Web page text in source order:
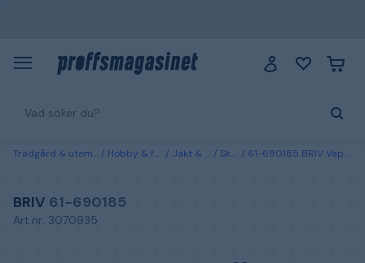
Trädgård & utemiljö Hobby & fritid Jakt & fiske Skytte 61-690185 BRIV Vapenrengöringsset
BRIV 61-690185
Art.nr: 3070935